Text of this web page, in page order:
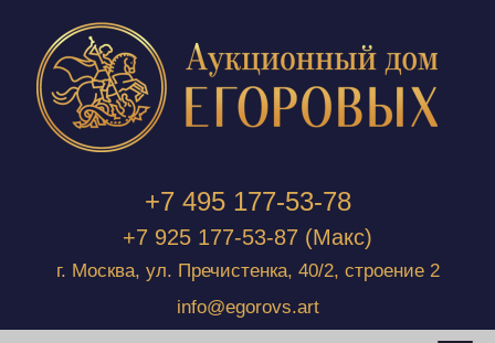
+7 495 177-53-78
+7 925 177-53-87 (Макс)
г. Москва, ул. Пречистенка, 40/2, строение 2
info@egorovs.art